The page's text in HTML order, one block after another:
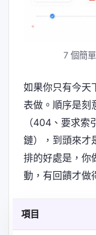
7 個簡
如果你只有今天
表做。順序是刻
（404、要求
鏈），到頭來才
排的好處是，你
動，有回饋才做
項目